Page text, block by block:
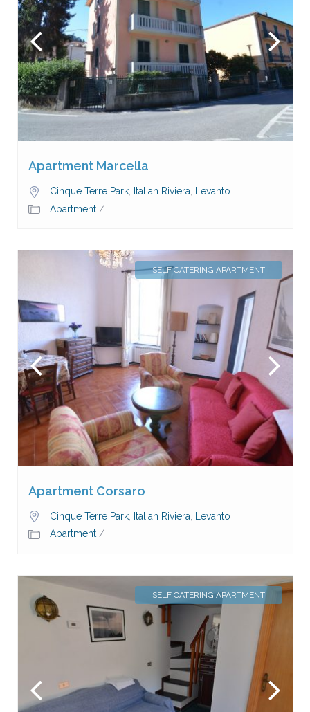
Apartment Marcella
Cinque Terre Park, Italian Riviera, Levanto
Apartment/
SELF CATERING APARTMENT
Apartment Corsaro
Cinque Terre Park, Italian Riviera
Levanto
Apartment/
SELF CATERING APARTMENT